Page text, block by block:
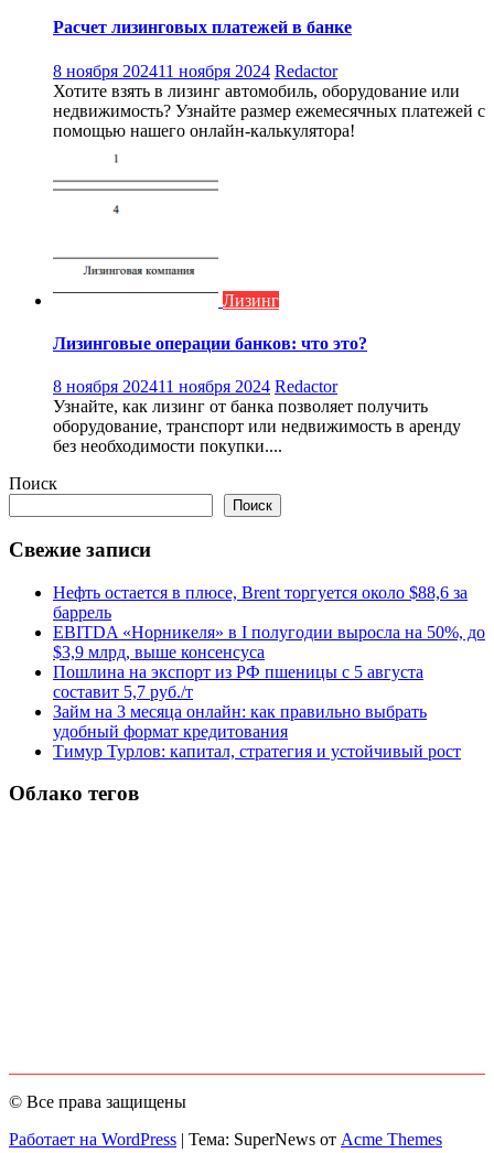
Расчет лизинговых платежей в банке
8 ноября 202411 ноября 2024 Redactor
Хотите взять в лизинг автомобиль, оборудование или
недвижимость? Узнайте размер ежемесячных платежей с
помощью нашего онлайн-калькулятора!
Лизинг
Лизинговые операции банков: что это?
8 ноября 202411 ноября 2024 Redactor
Узнайте, как лизинг от банка позволяет получить
оборудование, транспорт или недвижимость в аренду
без необходимости покупки....
Поиск
Поиск
Свежие записи
Нефть остается в плюсе, Brent торгуется около $88,6 за
баррель
EBITDA «Норникеля» в I полугодии выросла на 50%, до
$3,9 млрд, выше консенсуса
Пошлина на экспорт из РФ пшеницы с 5 августа
составит 5,7 руб./т
Займ на 3 месяца онлайн: как правильно выбрать
удобный формат кредитования
Тимур Турлов: капитал, стратегия и устойчивый рост
Облако тегов
© Все права защищены
Работает на WordPress | Тема: SuperNews от Acme Themes